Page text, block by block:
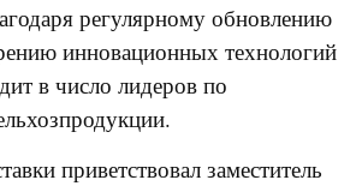
регулярному обновлению
инновационных технологий
в число лидеров по
приветствовал заместитель